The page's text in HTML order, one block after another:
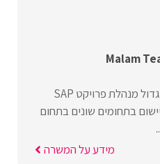
Malam
בתחומים שונים בתחום
מידע על המשרה